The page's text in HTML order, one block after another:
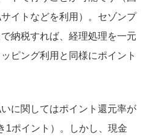
イトなどを利用）。セゾンプ
納税すれば、経理処理を一元
ピング利用と同様にポイント
に関してはポイント還元率が
1ポイント）。しかし、現金